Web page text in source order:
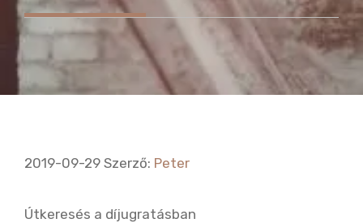
2019-09-29 Szerző: Peter
Útkeresés a díjugratásban